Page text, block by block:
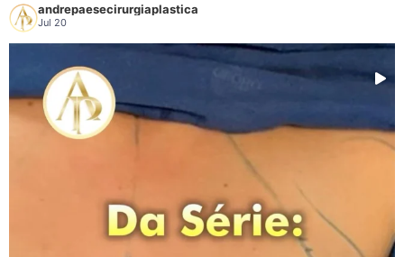
andrepaesecirurgiaplastica
Jul 20
CRM/PA: 8498 RQE: 5488
❤️É possível levantar e dar mais firmeza às mamas sem utilizar silicone?
Sim, em alguns casos.
Quando a paciente já possui um volume mamário adequado ou deseja reduzir o
tamanho das mamas, a mastopexia sem prótese ou a mamoplastia redutora
podem ser opções.
Esses procedimentos têm como objetivo reposicionar as mamas, tratar a
flacidez, elevar as aréolas e buscar um contorno mais harmonioso, utilizando o
próprio tecido mamário, sem a necessidade de implantes de silicone.
A escolha da técnica depende de diversos fatores, como o volume das mamas,
a qualidade da pele, o grau de flacidez e, principalmente, os objetivos de cada
paciente.